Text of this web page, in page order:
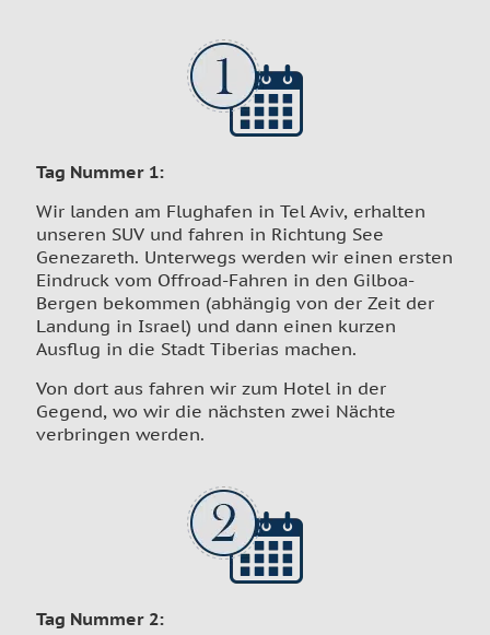
Tag Nummer 1:
Wir landen am Flughafen in Tel Aviv, erhalten
unseren SUV und fahren in Richtung See
Genezareth. Unterwegs werden wir einen ersten
Eindruck vom Offroad-Fahren in den Gilboa-
Bergen bekommen (abhängig von der Zeit der
Landung in Israel) und dann einen kurzen
Ausflug in die Stadt Tiberias machen.
Von dort aus fahren wir zum Hotel in der
Gegend, wo wir die nächsten zwei Nächte
verbringen werden.
Tag Nummer 2: